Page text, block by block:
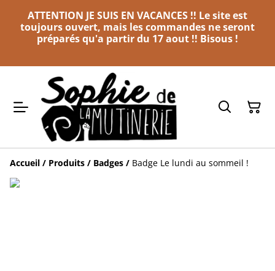
ATTENTION JE SUIS EN VACANCES !! Le site est
toujours ouvert, mais les commandes ne seront
préparés qu'a partir du 17 aout !! Bisous !
Accueil / Produits / Badges / Badge Le lundi au sommeil !